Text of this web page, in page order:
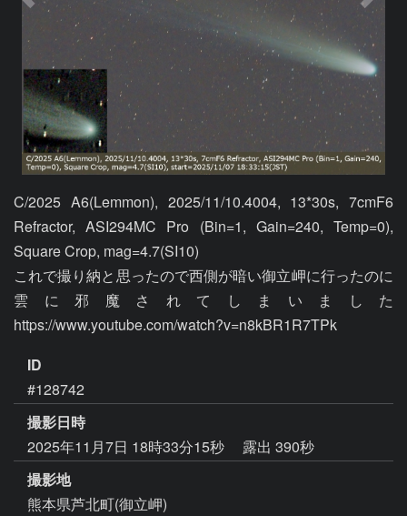
C/2025 A6(Lemmon), 2025/11/10.4004, 13*30s, 7cmF6
Refractor, ASI294MC Pro (Bin=1, Gain=240, Temp=0),
Square Crop, mag=4.7(SI10)
これで撮り納と思ったので西側が暗い御立岬に行ったのに
雲に邪魔されてしまいました
ID
#128742
撮影日時
2025年11月7日 18時33分15秒
露出 390秒
撮影地
熊本県芦北町(御立岬)